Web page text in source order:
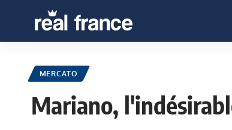
MERCATO
Mariano,